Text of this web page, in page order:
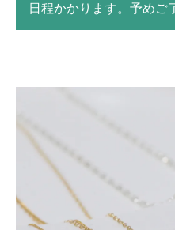
日程かかります。予めご